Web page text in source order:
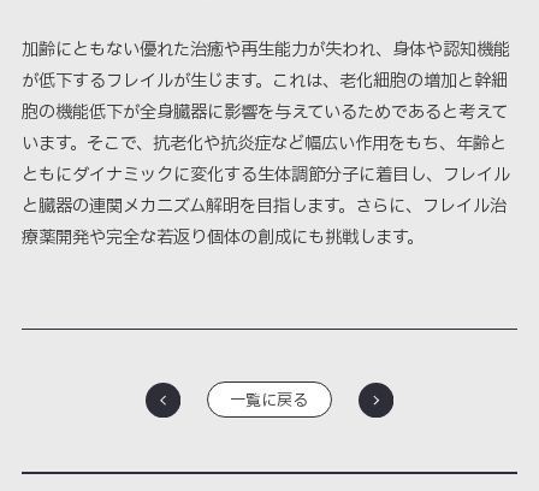
加齢にともない優れた治癒や再生能力が失われ、身体や認知機能
が低下するフレイルが生じます。これは、老化細胞の増加と幹細
胞の機能低下が全身臓器に影響を与えているためであると考えて
います。そこで、抗老化や抗炎症など幅広い作用をもち、年齢と
ともにダイナミックに変化する生体調節分子に着目し、フレイル
と臓器の連関メカニズム解明を目指します。さらに、フレイル治
療薬開発や完全な若返り個体の創成にも挑戦します。
一覧に戻る